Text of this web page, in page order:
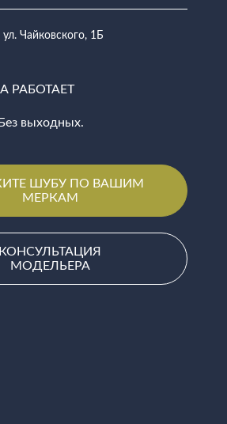
Чайковского, 1Б
РАБОТАЕТ
выходных.
ШУБУ ПО ВАШИМ
МЕРКАМ
КОНСУЛЬТАЦИЯ
МОДЕЛЬЕРА